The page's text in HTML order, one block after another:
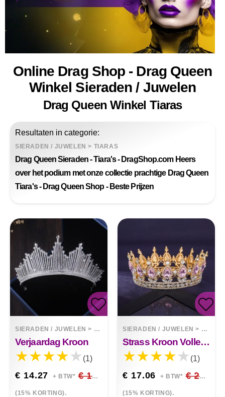
Online Drag Shop - Drag Queen
Winkel Sieraden / Juwelen
Drag Queen Winkel Tiaras
Resultaten in categorie:
SIERADEN / JUWELEN > TIARAS
Drag Queen Sieraden - Tiara's - DragShop.com Heers
over het podium met onze collectie prachtige Drag Queen
Tiara's - Drag Queen Shop - Beste Prijzen
SIERADEN / JUWELEN > TIARAS
Verjaardag Kroon
(1)
€ 14.27 + BTW* € 16.79
(15% KORTING).
SIERADEN / JUWELEN >
Strass Kroon Volledige Cirkel Tiara
(1)
€ 17.06 + BTW* € 20.07
(15% KORTING).